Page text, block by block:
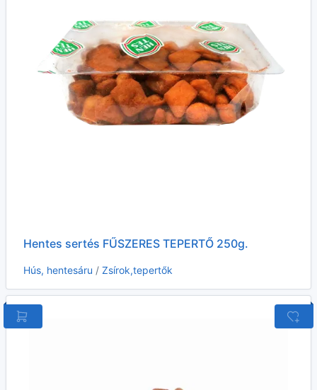
Hentes sertés FŰSZERES TEPERTŐ 250g.
Hús, hentesáru / Zsírok,tepertők